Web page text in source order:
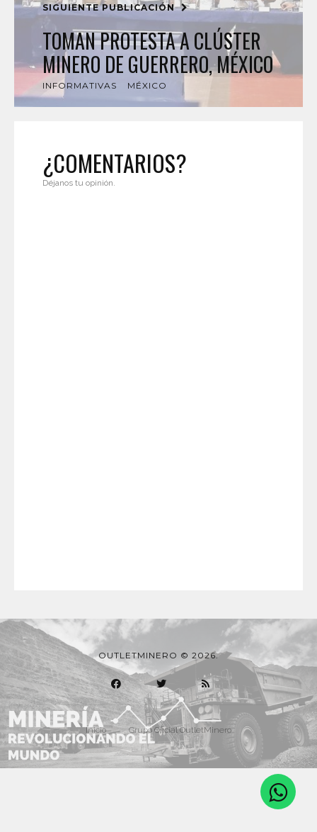
SIGUIENTE PUBLICACIÓN
TOMAN PROTESTA A CLÚSTER
MINERO DE GUERRERO, MÉXICO
INFORMATIVAS MÉXICO
¿COMENTARIOS?
Déjanos tu opinión.
OUTLETMINERO © 2026.
Inicio Grupo Oficial OutletMinero